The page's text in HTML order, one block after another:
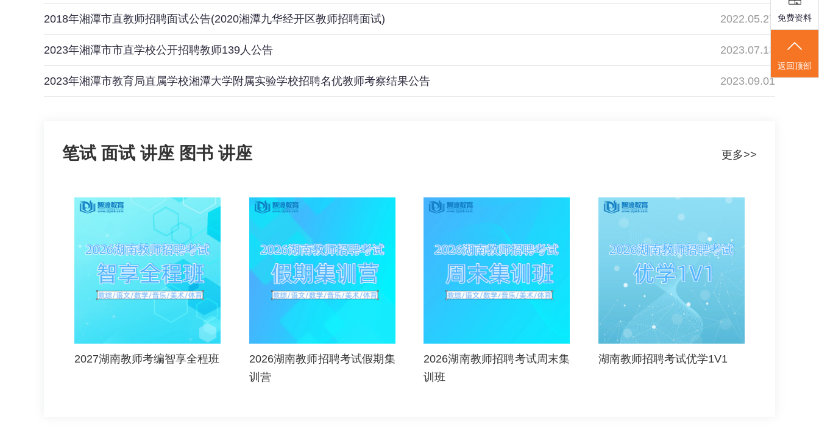
2018年湘潭市直教师招聘面试公告(2020湘潭九华经开区教师招聘面试) 2022.05.27
2023年湘潭市市直学校公开招聘教师139人公告 2023.07.13
2023年湘潭市教育局直属学校湘潭大学附属实验学校招聘名优教师考察结果公告 2023.09.01
笔试 面试 讲座 图书 讲座 更多>>
2027湖南教师考编智享全程班
2026湖南教师招聘考试假期集
训营
2026湖南教师招聘考试周末集
训班
湖南教师招聘考试优学1V1
免费资料
返回顶部